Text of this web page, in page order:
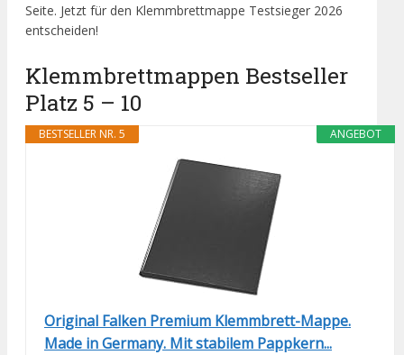
Seite. Jetzt für den Klemmbrettmappe Testsieger 2026
entscheiden!
Klemmbrettmappen Bestseller
Platz 5 – 10
ANGEBOT
BESTSELLER NR. 5
Original Falken Premium Klemmbrett-Mappe.
Made in Germany. Mit stabilem Pappkern...